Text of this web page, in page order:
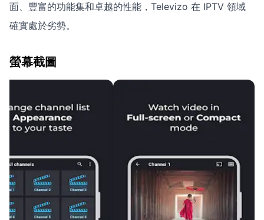
面、豐富的功能集和卓越的性能，Televizo 在 IPTV 領域
確實處於劣勢。
螢幕截圖